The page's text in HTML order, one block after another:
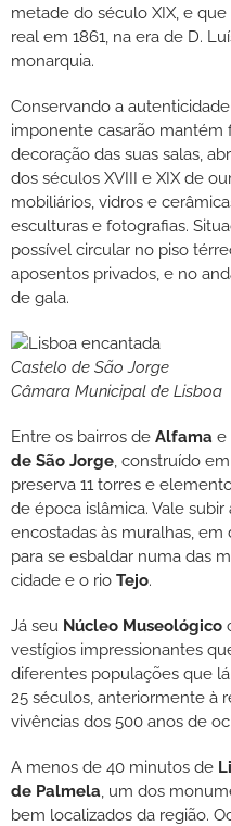
metade do século XIX, e
real em 1861, na era de D.
monarquia.
Conservando a
imponente casarão mantém
decoração das suas salas,
dos séculos XVIII e XIX de
mobiliários, vidros e
esculturas e fotografias.
possível circular no piso
aposentos privados, e no
de gala.
Castelo de São Jorge
Câmara Municipal de Lisboa
Entre os bairros de Alfama e
de São Jorge, construído
preserva 11 torres e
de época islâmica. Vale
encostadas às muralhas, em
para se esbaldar numa das
cidade e o rio Tejo.
Já seu Núcleo Museológico
vestígios impressionantes
diferentes populações que
25 séculos, anteriormente à
vivências dos 500 anos de
A menos de 40 minutos de
de Palmela, um dos
bem localizados da região.